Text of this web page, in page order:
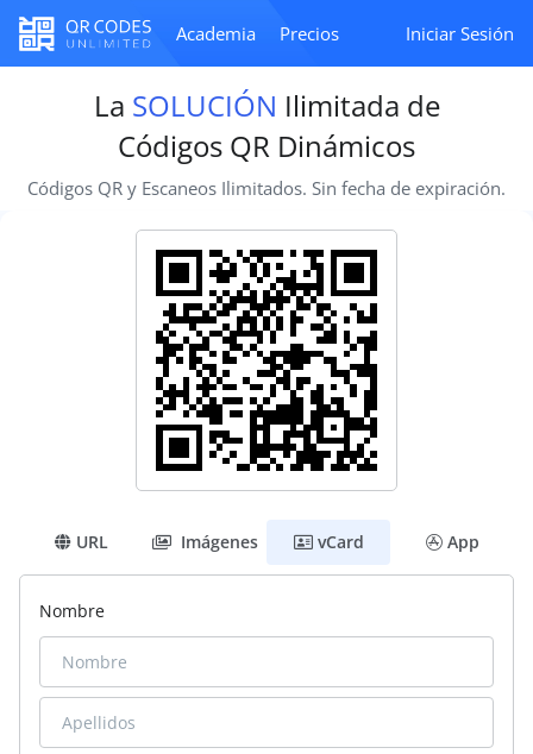
Academia Precios Iniciar Sesión
La SOLUCIÓN Ilimitada de
Códigos QR Dinámicos
Códigos QR y Escaneos Ilimitados. Sin fecha de expiración.
URL Imágenes vCard App
Nombre